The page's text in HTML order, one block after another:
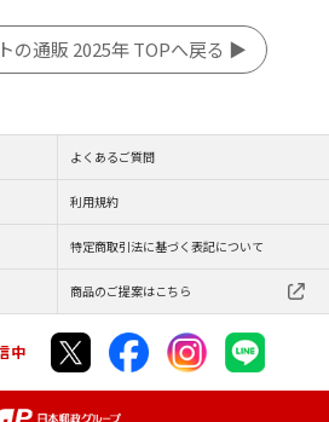
の通販 2025年 TOPへ戻る ▶
よくあるご質問
利用規約
特定商取引法に基づく表記について
商品のご提案はこちら
中